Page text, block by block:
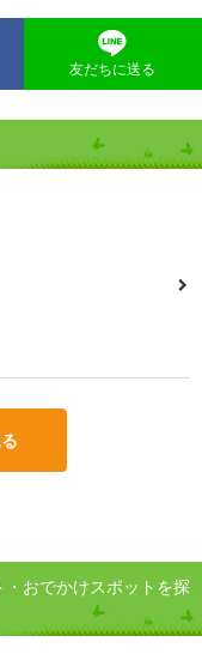
友だちに送る
おでかけスポットを探